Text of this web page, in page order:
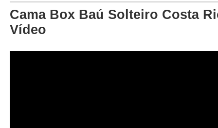
Cama Box Baú Solteiro Costa
Vídeo